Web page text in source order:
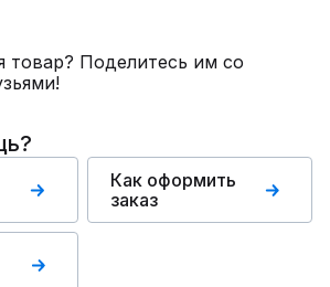
товар? Поделитесь им со
Как оформить
заказ